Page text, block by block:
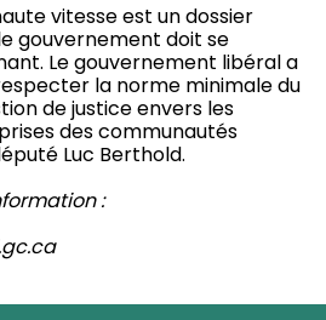
vitesse est un dossier
gouvernement doit se
Le gouvernement libéral a
la norme minimale du
de justice envers les
des communautés
Luc Berthold.
: